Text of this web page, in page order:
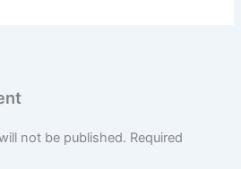
not be published. Required